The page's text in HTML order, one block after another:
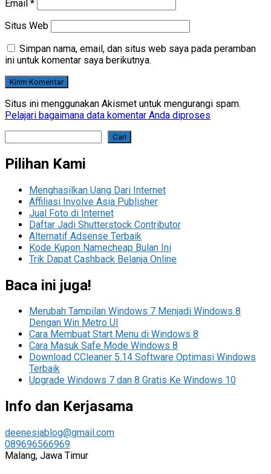
Email *
Situs Web
Simpan nama, email, dan situs web saya pada peramban
ini untuk komentar saya berikutnya.
Situs ini menggunakan Akismet untuk mengurangi spam.
Pelajari bagaimana data komentar Anda diproses
Cari
Pilihan Kami
Menghasilkan Uang Dari Internet
Affiliasi Involve Asia Publisher
Jual Foto di Internet
Daftar Jadi Shutterstock Contributor
Alternatif Adsense Terbaik
Kode Kupon Namecheap Bulan Ini
Trik Dapat Cashback Belanja Online
Baca ini juga!
Merubah Tampilan Windows 7 Menjadi Windows 8
Dengan Win Metro UI
Cara Membuat Start Menu di Windows 8
Cara Masuk Safe Mode Windows 8
Download CCleaner 5.14 Software Optimasi Windows
Terbaik
Upgrade Windows 7 dan 8 Gratis Ke Windows 10
Info dan Kerjasama
deenesiablog@gmail.com
089696566969
Malang, Jawa Timur